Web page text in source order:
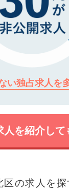
い独占求人を
人を紹介して
区の求人を探